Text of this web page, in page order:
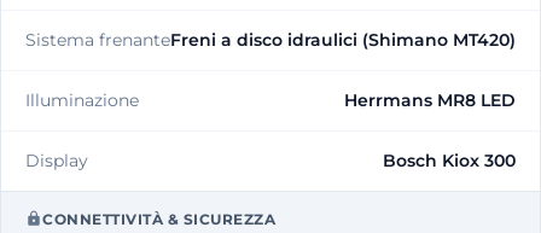
Sistema frenanteFreni a disco idraulici (Shimano MT420)
Illuminazione Herrmans MR8 LED
Display Bosch Kiox 300
CONNETTIVITÀ & SICUREZZA